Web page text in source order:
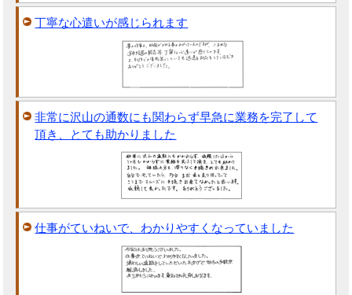
丁寧な心遣いが感じられます
非常に沢山の通数にも関わらず早急に業務を完了して
頂き、とても助かりました
仕事がていねいで、わかりやすくなっていました